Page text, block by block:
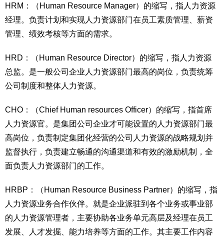
HRM：（Human Resource Manager）的缩写，指人力资源
经理。负责计划和实现人力资源部门在员工素质管理、薪资
管理、绩效考核等方面的需求。
HRD：（Human Resource Director）的缩写，指人力资源
总监。是一般公司企业人力资源部门最高的岗位，负责统筹
公司制度和整体人力资源。
CHO：（Chief Human resources Officer）的缩写，指首席
人力资源官。是集团公司企业才可能设置的人力资源部门最
高岗位，负责制定集团化经营的公司人力资源的战略规划并
监督执行，负责建立畅通的沟通渠道和有效的激励机制，全
面负责人力资源部门的工作。
HRBP：（Human Resource Business Partner）的缩写，指
人力资源业务合作伙伴。就是企业派驻到各个业务或事业部
的人力资源管理者，主要协助各业务单元高层及经理在员工
发展、人才发掘、能力培养等方面的工作。其主要工作内容